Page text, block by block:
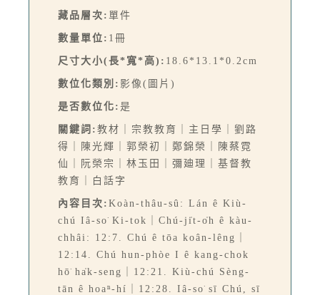
藏品層次: 單件
數量單位: 1冊
尺寸大小(長*寬*高): 18.6*13.1*0.2cm
數位化類別: 影像(圖片)
是否數位化: 是
關鍵詞: 教材｜宗教教育｜主日學｜劉路
得｜陳光輝｜郭榮初｜鄭錦榮｜陳蔡霓
仙｜阮榮宗｜林玉田｜彌廸理｜基督教
教育｜白話字
內容目次: Koàn-thâu-sû: Lán ê Kiù-
chú Iâ-so͘ Ki-tok｜Chú-ji̍t-o̍h ê kàu-
chhâi: 12:7. Chú ê tōa koân-lêng｜
12:14. Chú hun-phòe I ê kang-chok
hō͘ ha̍k-seng｜12:21. Kiù-chú Sèng-
tān ê hoaⁿ-hí｜12:28. Iâ-so͘ sī Chú, sī